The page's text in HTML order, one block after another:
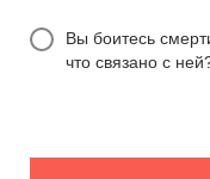
Вы боитесь
что связано с